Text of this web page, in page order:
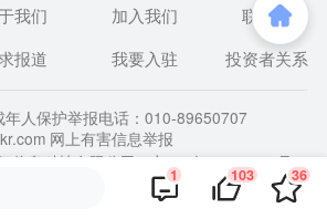
1 103 36
我们 加入我们
联系我们
报道 我要入驻 投资者关系
人保护举报电话：010-89650707
网上有害信息举报
信息科技有限公司 | 京ICP备12031756号-6
| 京公网安备11010502057322号